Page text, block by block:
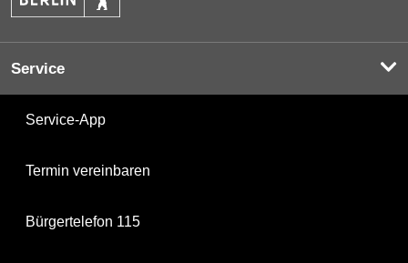
Service
Service-App
Termin vereinbaren
Bürgertelefon 115